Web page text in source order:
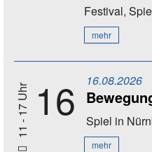
Festival,
mehr
11 - 17 Uhr 16 16.08.2026
Spiel in
mehr